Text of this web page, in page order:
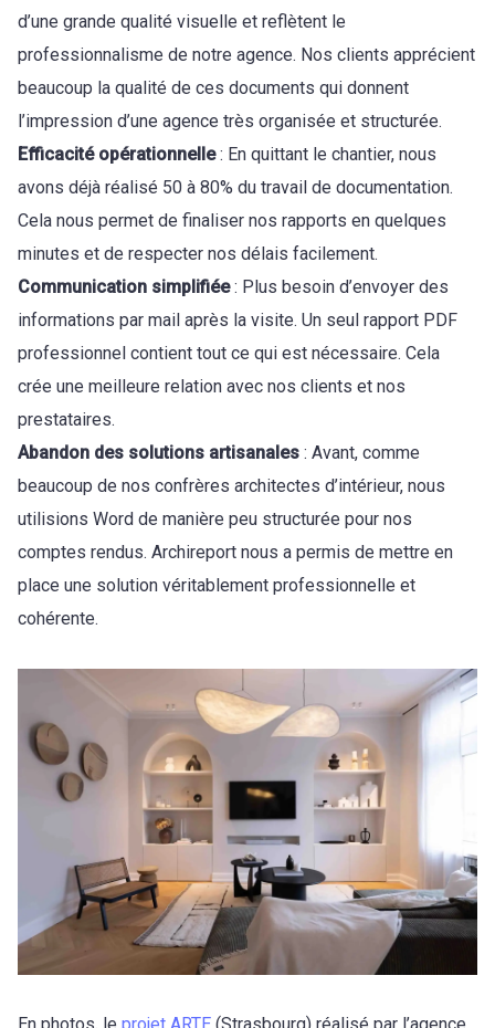
d’une grande qualité visuelle et reflètent le
professionnalisme de notre agence. Nos clients apprécient
beaucoup la qualité de ces documents qui donnent
l’impression d’une agence très organisée et structurée.
Efficacité opérationnelle: En quittant le chantier, nous
avons déjà réalisé 50 à 80% du travail de documentation.
Cela nous permet de finaliser nos rapports en quelques
minutes et de respecter nos délais facilement.
Communication simplifiée: Plus besoin d’envoyer des
informations par mail après la visite. Un seul rapport PDF
professionnel contient tout ce qui est nécessaire. Cela
crée une meilleure relation avec nos clients et nos
prestataires.
Abandon des solutions artisanales : Avant, comme
beaucoup de nos confrères architectes d’intérieur, nous
utilisions Word de manière peu structurée pour nos
comptes rendus. Archireport nous a permis de mettre en
place une solution véritablement professionnelle et
cohérente.